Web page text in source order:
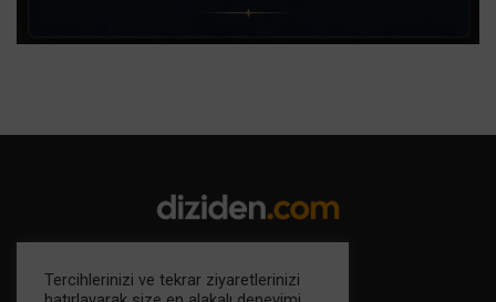
Tercihlerinizi ve tekrar ziyaretlerinizi